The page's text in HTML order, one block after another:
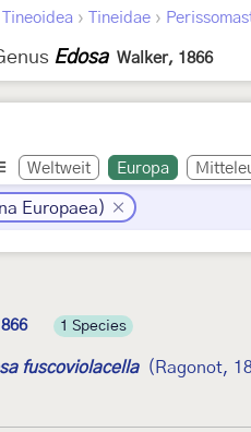
Tineoidea › Tineidae ›
Edosa Walker, 1866
Weltweit Europa
Europaea)
1 Species
fuscoviolacella (Ragonot,